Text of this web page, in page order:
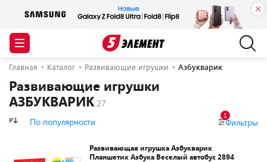
Главная Каталог Развивающие игрушки Азбукварик
Развивающие игрушки
АЗБУКВАРИК
По популярности Фильтры
1
Развивающая игрушка Азбукварик
Планшетик Азбука Веселый автобус 2894